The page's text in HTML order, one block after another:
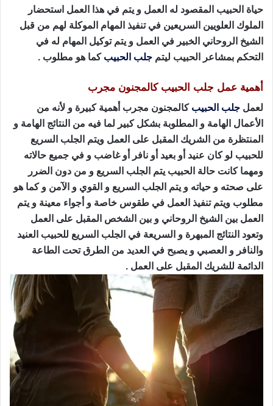
حياة الحبيب المقصود له العمل و يتم في هذا العمل استحضار
الملوك العلويين السريعين في تنفيذ المهام الموكلة لهم من قبل
الشيخ الروحاني الخبير في العمل و يتم توكيل المهام له في
التحكم بمشاعر الحبيب ليتم جلب الحبيب كما هو مطلوب .
أهمية عمل جلب الحبيب كالمجنون مجرب
لعمل جلب الحبيب كالمجنون مجرب أهمية كبيرة و لأنه من
الأعمال الهامة و المطلوبة بشكل كبير لما فيه من النتائج الهامة و
المنتظرة من الشريك المقبل على العمل ويتم الجلب السريع
للحبيب لو كان عنيد أو بعيد أو نافر أو غاضب و في جميع حالاته
ومهما كانت حالة الحبيب يتم الجلب السريع و من دون الضرر
على صحته و حياته و يتم الجلب السريع و القوي و الآمن و كما هو
مطلوب ويتم تنفيذ العمل في طقوس خاصة و أجواء معينة و يتم
العمل بين الشيخ الروحاني و بين الشخص المقبل على العمل
وتعود النتائج المبهرة و السريعة في الجلب السريع للحبيب العنيد
والنافر و العصبي و يصبح في العديد من الطرق تحت الطاعة
الدائمة للشريك المقبل على العمل .